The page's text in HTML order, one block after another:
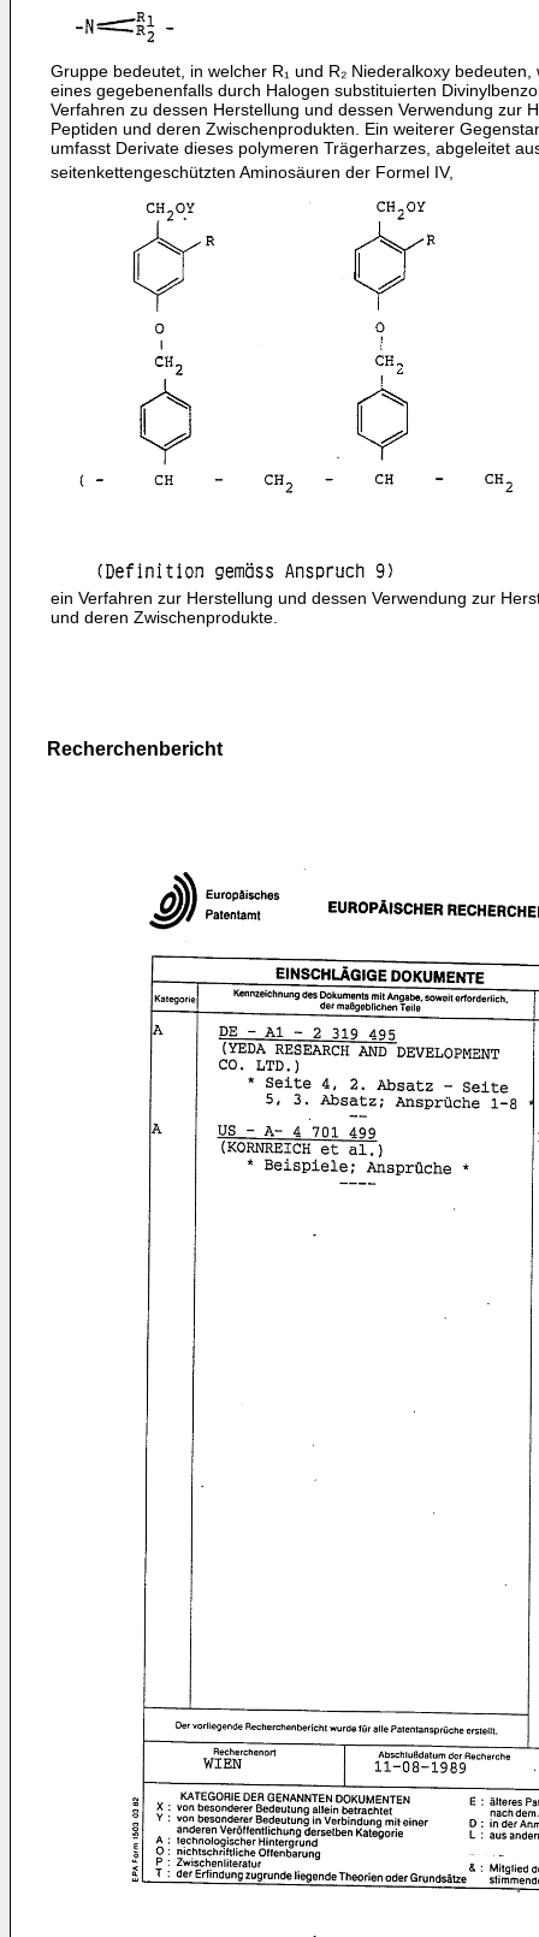
Gruppe bedeutet, in welcher R₁ und R₂ Niederalko­xy
eines gegebenenfalls durch Halogen substituierten
Verfah­ren zu dessen Herstellung und dessen Verwendung zur
Peptiden und deren Zwischenprodukten. Ein weiterer
umfasst Derivate dieses polymeren Träger­harzes, abgeleitet
seitenkettenge­schützten Aminosäuren der Formel IV,
ein Verfahren zur Herstellung und dessen Verwendung zur
und deren Zwischenprodukte.
Recherchenbericht